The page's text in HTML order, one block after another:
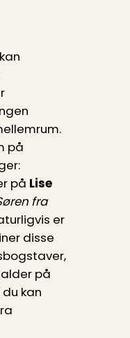
på
på Lise
fra
er
disse
på
kan